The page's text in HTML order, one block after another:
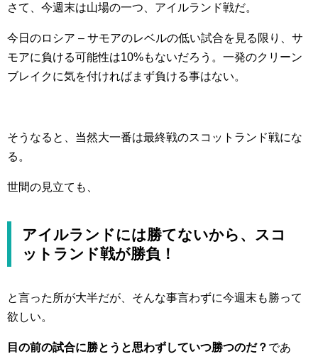
さて、今週末は山場の一つ、アイルランド戦だ。
今日のロシア – サモアのレベルの低い試合を見る限り、サ
モアに負ける可能性は10%もないだろう。一発のクリーン
ブレイクに気を付ければまず負ける事はない。
そうなると、当然大一番は最終戦のスコットランド戦にな
る。
世間の見立ても、
アイルランドには勝てないから、スコ
ットランド戦が勝負！
と言った所が大半だが、そんな事言わずに今週末も勝って
欲しい。
目の前の試合に勝とうと思わずしていつ勝つのだ？ であ